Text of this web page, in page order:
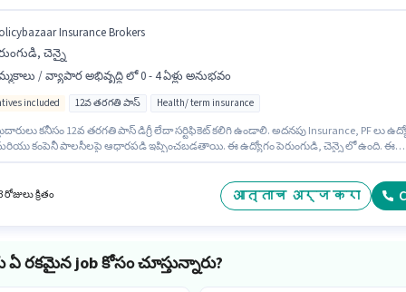
Insurance Brokers
చెన్నై
/ వ్యాపార అభివృద్ధి లో 0 - 4 ఏళ్లు అనుభవం
included 12వ తరగతి పాస్ Health/ term insurance
కనీసం 12వ తరగతి పాస్ డిగ్రీ లేదా సర్టిఫికెట్ కలిగి ఉండాలి. అదనపు Insurance, PF లు
కంపెనీ పాలసీలపై ఆధారపడి ఇప్పించబడతాయి. ఈ ఉద్యోగం పెరుంగుడి, చెన్నై లో ఉంది. ఈ
విభాగంలో Associate sales consultant ఉద్యోగానికి క్రియాశీలకంగా నియామకం జరుగుతోంది.
రోజులు క్రితం आत्ताच अर्ज करा
ఏ రకమైన job కోసం చూస్తున్నారు?